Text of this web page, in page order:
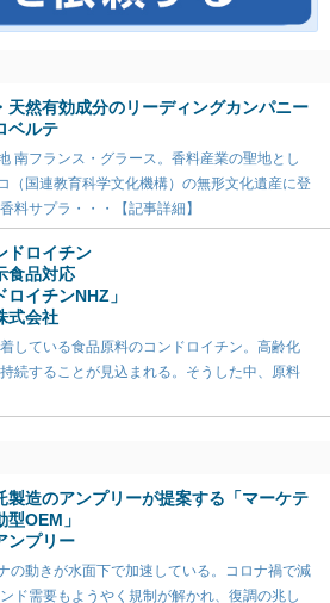
天然有効成分のリーディングカンパニー
ベルテ
南フランス・グラース。香料産業の聖地とし
（国連教育科学文化機構）の無形文化遺産に登
料サプラ・・・【記事詳細】
ドロイチン
食品対応
ロイチンNHZ」
式会社
している食品原料のコンドロイチン。高齢化
続することが見込まれる。そうした中、原料
製造のアンプリーが提案する「マーケテ
型OEM」
ンプリー
の動きが水面下で加速している。コロナ禍で減
ド需要もようやく規制が解かれ、復調の兆し